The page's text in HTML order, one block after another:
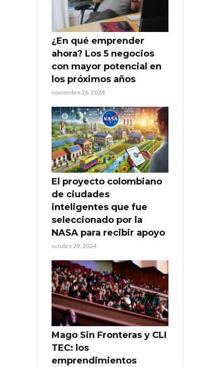
¿En qué emprender
ahora? Los 5 negocios
con mayor potencial en
los próximos años
noviembre 26, 2024
El proyecto colombiano
de ciudades
inteligentes que fue
seleccionado por la
NASA para recibir apoyo
octubre 29, 2024
Mago Sin Fronteras y CLI
TEC: los
emprendimientos